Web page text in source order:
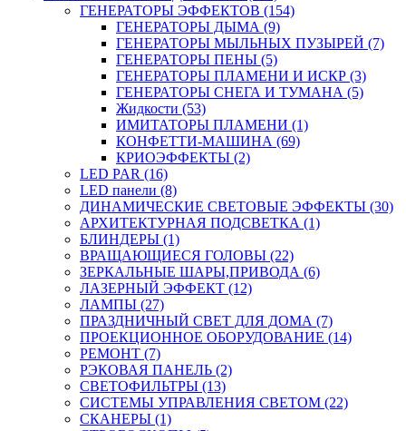
ГЕНЕРАТОРЫ ЭФФЕКТОВ (154)
ГЕНЕРАТОРЫ ДЫМА (9)
ГЕНЕРАТОРЫ МЫЛЬНЫХ ПУЗЫРЕЙ (7)
ГЕНЕРАТОРЫ ПЕНЫ (5)
ГЕНЕРАТОРЫ ПЛАМЕНИ И ИСКР (3)
ГЕНЕРАТОРЫ СНЕГА И ТУМАНА (5)
Жидкости (53)
ИМИТАТОРЫ ПЛАМЕНИ (1)
КОНФЕТТИ-МАШИНА (69)
КРИОЭФФЕКТЫ (2)
LED PAR (16)
LED панели (8)
ДИНАМИЧЕСКИЕ СВЕТОВЫЕ ЭФФЕКТЫ (30)
АРХИТЕКТУРНАЯ ПОДСВЕТКА (1)
БЛИНДЕРЫ (1)
ВРАЩАЮЩИЕСЯ ГОЛОВЫ (22)
ЗЕРКАЛЬНЫЕ ШАРЫ,ПРИВОДА (6)
ЛАЗЕРНЫЙ ЭФФЕКТ (12)
ЛАМПЫ (27)
ПРАЗДНИЧНЫЙ СВЕТ ДЛЯ ДОМА (7)
ПРОЕКЦИОННОЕ ОБОРУДОВАНИЕ (14)
РЕМОНТ (7)
РЭКОВАЯ ПАНЕЛЬ (2)
СВЕТОФИЛЬТРЫ (13)
СИСТЕМЫ УПРАВЛЕНИЯ СВЕТОМ (22)
СКАНЕРЫ (1)